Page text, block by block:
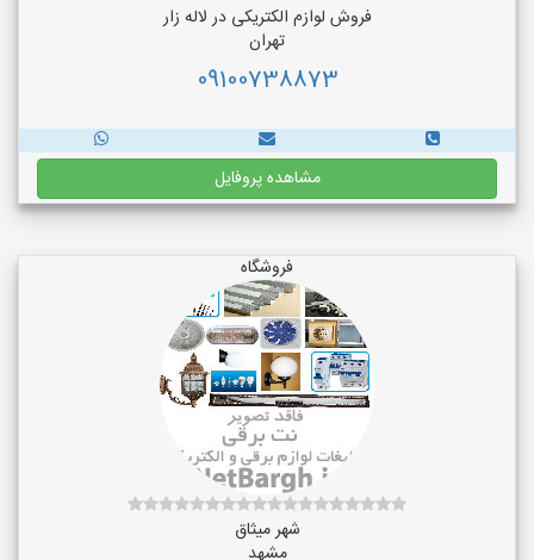
فروش لوازم الکتریکی در لاله زار
تهران
09100738873
مشاهده پروفایل
فروشگاه
شهر میثاق
مشهد